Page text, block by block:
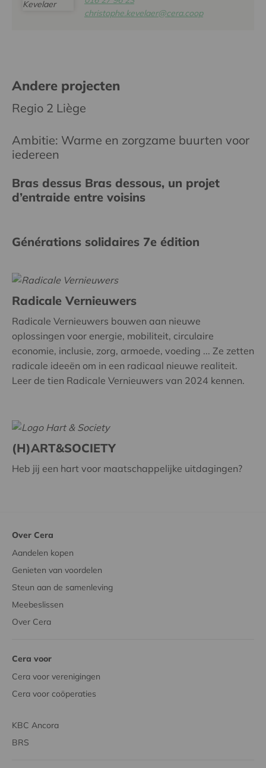
christophe.kevelaer@cera.coop
Andere projecten
Regio 2 Liège
Ambitie: Warme en zorgzame buurten voor
iedereen
Bras dessus Bras dessous, un projet
d’entraide entre voisins
Générations solidaires 7e édition
Radicale Vernieuwers
Radicale Vernieuwers bouwen aan nieuwe
oplossingen voor energie, mobiliteit, circulaire
economie, inclusie, zorg, armoede, voeding ... Ze zetten
radicale ideeën om in een radicaal nieuwe realiteit.
Leer de tien Radicale Vernieuwers van 2024 kennen.
(H)ART&SOCIETY
Heb jij een hart voor maatschappelijke uitdagingen?
Over Cera
Aandelen kopen
Genieten van voordelen
Steun aan de samenleving
Meebeslissen
Over Cera
Cera voor
Cera voor verenigingen
Cera voor coöperaties
KBC Ancora
BRS